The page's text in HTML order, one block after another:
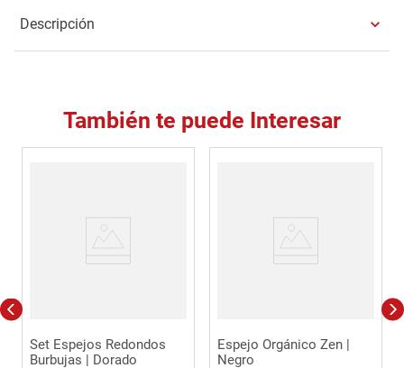
Descripción
También te puede Interesar
Set Espejos Redondos
Burbujas | Dorado
Espejo Orgánico Zen |
Negro